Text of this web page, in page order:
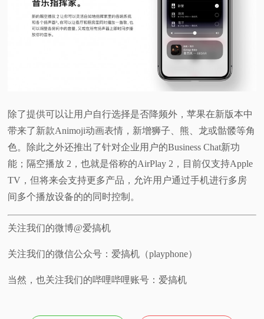
除了提供可以让用户自行选择是否降频外，苹果在新版本中
带来了新款Animoji动画表情，新增狮子、熊、龙或骷髅等角
色。除此之外还推出了针对企业用户的Business Chat新功
能；隔空播放 2，也就是俗称的AirPlay 2，目前仅支持Apple
TV，但将来会支持更多产品，允许用户通过手机进行多房
间多个播放设备的的同时控制。
关注我们的微博@爱搞机
关注我们的微信公众号：爱搞机（playphone）
当然，也关注我们的哔哩哔哩账号：爱搞机